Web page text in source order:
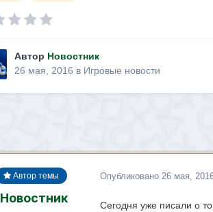
Автор Новостник
26 мая, 2016 в Игровые новости
Автор темы
Новостник
Опубликовано 26 мая,
Сегодня уже писали о